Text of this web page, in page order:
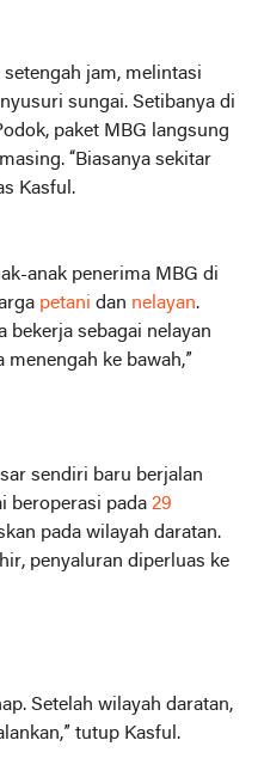
jam, melintasi
sungai. Setibanya di
paket MBG langsung
“Biasanya sekitar
Kasful.
anak penerima MBG di
petani dan nelayan.
bekerja sebagai nelayan
ke bawah,”
sendiri baru berjalan
beroperasi pada 29
pada wilayah daratan.
penyaluran diperluas ke
Setelah wilayah daratan,
tutup Kasful.